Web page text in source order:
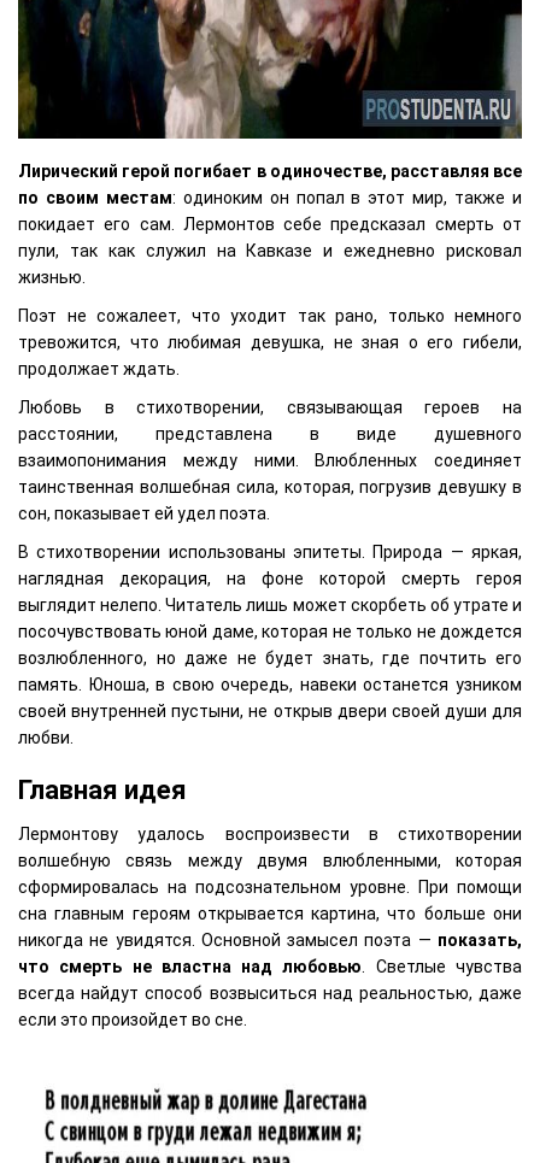
Лирический герой погибает в одиночестве, расставляя все
по своим местам: одиноким он попал в этот мир, также и
покидает его сам. Лермонтов себе предсказал смерть от
пули, так как служил на Кавказе и ежедневно рисковал
жизнью.
Поэт не сожалеет, что уходит так рано, только немного
тревожится, что любимая девушка, не зная о его гибели,
продолжает ждать.
Любовь в стихотворении, связывающая героев на
расстоянии, представлена в виде душевного
взаимопонимания между ними. Влюбленных соединяет
таинственная волшебная сила, которая, погрузив девушку в
сон, показывает ей удел поэта.
В стихотворении использованы эпитеты. Природа — яркая,
наглядная декорация, на фоне которой смерть героя
выглядит нелепо. Читатель лишь может скорбеть об утрате и
посочувствовать юной даме, которая не только не дождется
возлюбленного, но даже не будет знать, где почтить его
память. Юноша, в свою очередь, навеки останется узником
своей внутренней пустыни, не открыв двери своей души для
любви.
Главная идея
Лермонтову удалось воспроизвести в стихотворении
волшебную связь между двумя влюбленными, которая
сформировалась на подсознательном уровне. При помощи
сна главным героям открывается картина, что больше они
никогда не увидятся. Основной замысел поэта — показать,
что смерть не властна над любовью . Светлые чувства
всегда найдут способ возвыситься над реальностью, даже
если это произойдет во сне.